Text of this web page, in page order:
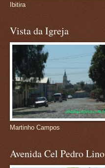
Ibitira
Vista da Igreja
Martinho Campos
Avenida Cel Pedro Lino